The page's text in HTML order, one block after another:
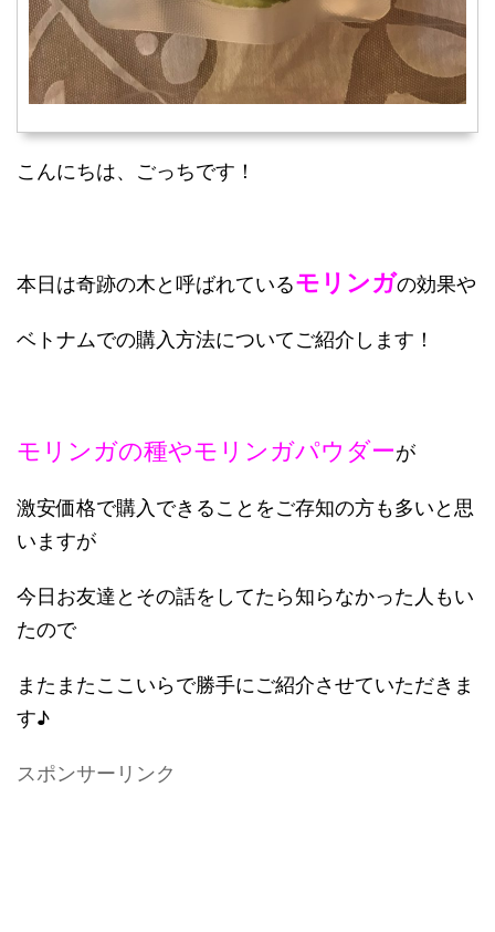
こんにちは、ごっちです！
本日は奇跡の木と呼ばれているモリンガの効果や
ベトナムでの購入方法についてご紹介します！
モリンガの種やモリンガパウダーが
激安価格で購入できることをご存知の方も多いと思
いますが
今日お友達とその話をしてたら知らなかった人もい
たので
またまたここいらで勝手にご紹介させていただきま
す♪
スポンサーリンク